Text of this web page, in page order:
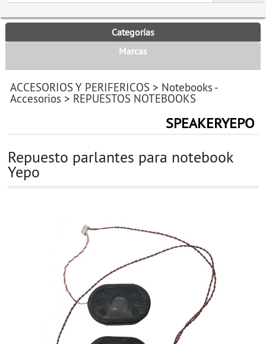
Categorías
Marcas
ACCESORIOS Y PERIFERICOS > Notebooks -
Accesorios > REPUESTOS NOTEBOOKS
SPEAKERYEPO
Repuesto parlantes para notebook
Yepo